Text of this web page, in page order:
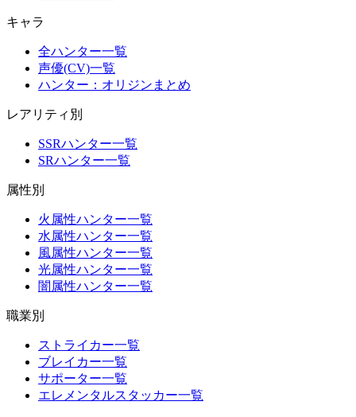
キャラ
全ハンター一覧
声優(CV)一覧
ハンター：オリジンまとめ
レアリティ別
SSRハンター一覧
SRハンター一覧
属性別
火属性ハンター一覧
水属性ハンター一覧
風属性ハンター一覧
光属性ハンター一覧
闇属性ハンター一覧
職業別
ストライカー一覧
ブレイカー一覧
サポーター一覧
エレメンタルスタッカー一覧